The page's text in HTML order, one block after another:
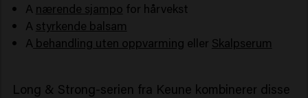
A nærende sjampo for hårvekst
A styrkende balsam
Abehandling uten oppvarming eller Skalpserum
Long & Strong-serien fra Keune kombinerer disse